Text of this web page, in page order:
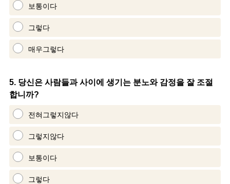
보통이다
그렇다
매우그렇다
Question
Title
5. 당신은 사람들과 사이에 생기는 분노와 감정을 잘 조절
합니까?
전혀그렇지않다
그렇지않다
보통이다
그렇다